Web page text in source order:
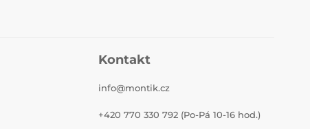
Kontakt
info@montik.cz
+420 770 330 792 (Po-Pá 10-16 hod.)